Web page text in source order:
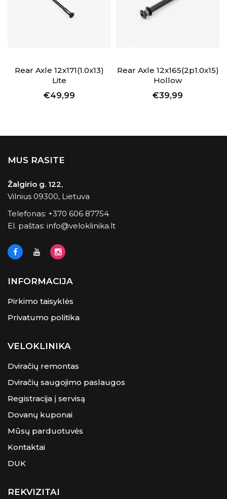
Rear Axle 12x171(1.0x13)
Lite
€49,99
Rear Axle 12x165(2p1.0x15)
Hollow
€39,99
MUS RASITE
Žalgirio g. 122,
Vilnius 09300, Lietuva
Telefonas: +370 606 87754
El. paštas: info@veloklinika.lt
INFORMACIJA
Pirkimo taisyklės
Privatumo politika
VELOKLINIKA
Dviračių remontas
Dviračių saugojimo paslaugos
Registracija į servisą
Dovanų kuponai
Mūsų parduotuvės
Kontaktai
DUK
REKVIZITAI